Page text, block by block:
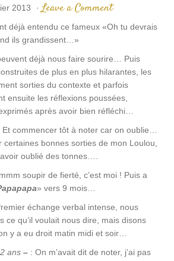
2013 · Leave a Comment
déjà entendu ce fameux «Oh tu devrais
ils grandissent…»
déjà nous faire sourire… Puis
de plus en plus hilarantes, les
sorties du contexte et parfois
ensuite les réflexions poussées,
après avoir bien réfléchi…
Et commencer tôt à noter car on oublie…
certaines bonnes sorties de mon Loulou,
oublié des tonnes….
soupir de fierté, c’est moi ! Puis a
» vers 9 mois…
échange verbal intense, nous
ce qu’il voulait nous dire, mais disons
y a eu droit matin midi et soir…
ans – : On m’avait dit de noter, j’ai pas